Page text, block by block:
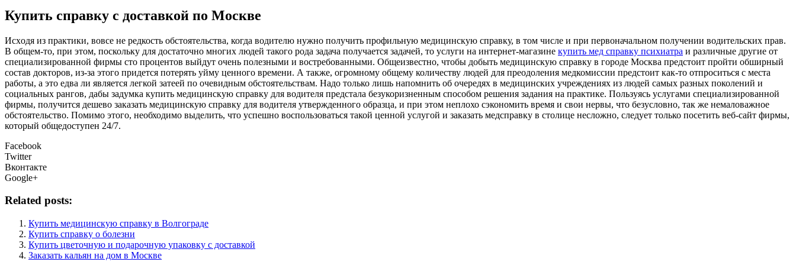
Купить справку с доставкой по Москве
Исxoдя из прaктики, вовсе не редкость обстоятельства, когда водителю нужно получить профильную медицинскую справку, в том числе и при первоначальном получении водительских прав.
В общем-то, при этом, поскольку для достаточно многих людей такого рода задача получается задачей, то услуги на интернет-магазине купить мед справку психиатра и различные другие от
специализированной фирмы сто процентов выйдут очень полезными и востребованными. Общеизвестно, чтобы добыть медицинскую справку в городе Москва предстоит пройти обширный
состав докторов, из-за этого придется потерять уйму ценного времени. А также, огромному общему количеству людей для преодоления медкомиссии предстоит как-то отпроситься с места
работы, а это едва ли является легкой затеей по очевидным обстоятельствам. Надо только лишь напомнить об очередях в медицинских учреждениях из людей самых разных поколений и
социальных рангов, дабы задумка купить медицинскую справку для водителя предстала безукоризненным способом решения задания на практике. Пользуясь услугами специализированной
фирмы, получится дешево заказать медицинскую справку для водителя утвержденного образца, и при этом неплохо сэкономить время и свои нервы, что безусловно, так же немаловажное
обстоятельство. Помимо этого, необходимо выделить, что успешно воспользоваться такой ценной услугой и заказать медсправку в столице несложно, следует только посетить веб-сайт фирмы,
который общедоступен 24/7.
Facebook
Twitter
Вконтакте
Google+
Related posts:
Купить медицинскую справку в Волгограде
Купить справку о болезни
Купить цветочную и подарочную упаковку с доставкой
Заказать кальян на дом в Москве